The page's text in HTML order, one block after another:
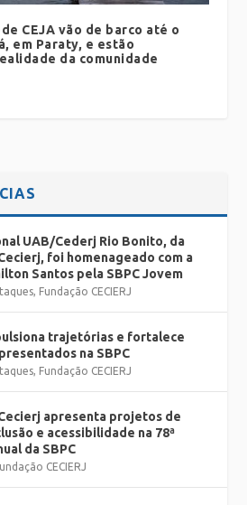
CEJA vão de barco até o
em Paraty, e estão
da comunidade
UAB/Cederj Rio Bonito, da
foi homenageado com a
Santos pela SBPC Jovem
, Fundação CECIERJ
trajetórias e fortalece
na SBPC
, Fundação CECIERJ
apresenta projetos de
e acessibilidade na 78ª
da SBPC
CECIERJ